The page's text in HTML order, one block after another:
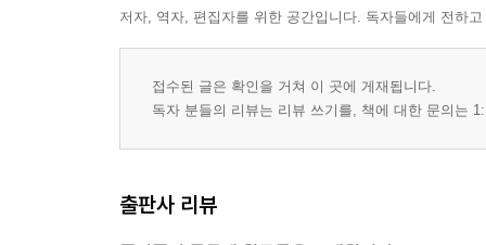
저자, 역자, 편집자를 위한 공간입니다. 독자들에게 전하
접수된 글은 확인을 거쳐 이 곳에 게재됩니다.
독자 분들의 리뷰는 리뷰 쓰기를, 책에 대한 문의는
출판사 리뷰